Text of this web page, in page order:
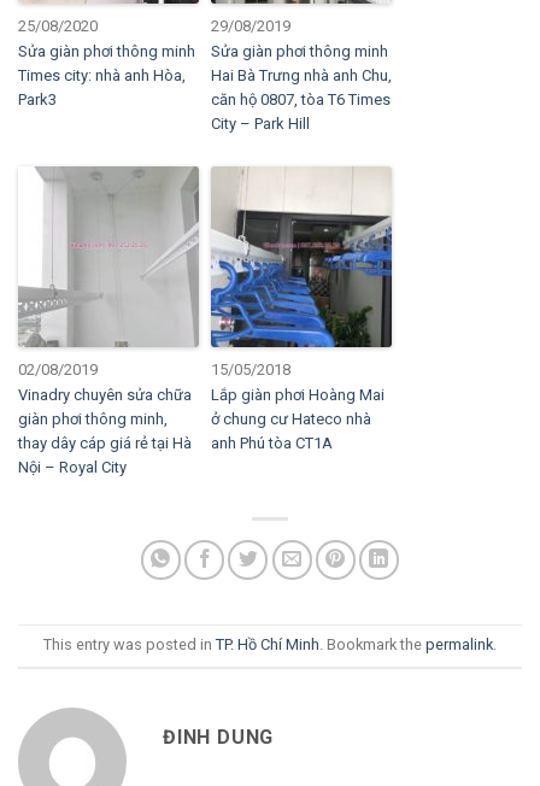
25/08/2020
Sửa giàn phơi thông minh
Times city: nhà anh Hòa,
Park3
29/08/2019
Sửa giàn phơi thông minh
Hai Bà Trưng nhà anh Chu,
căn hộ 0807, tòa T6 Times
City – Park Hill
02/08/2019
Vinadry chuyên sửa chữa
giàn phơi thông minh,
thay dây cáp giá rẻ tại Hà
Nội – Royal City
15/05/2018
Lắp giàn phơi Hoàng Mai
ở chung cư Hateco nhà
anh Phú tòa CT1A
This entry was posted in TP. Hồ Chí Minh. Bookmark the permalink.
ĐINH DUNG